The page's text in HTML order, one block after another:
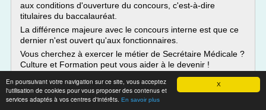
X
En poursuivant votre navigation sur ce site, vous acceptez
l'utilisation de cookies pour vous proposer des contenus et
services adaptés à vos centres d'intérêts. En savoir plus
aux conditions d'ouverture du concours, c'est-à-dire
titulaires du baccalauréat.
La différence majeure avec le concours interne est que ce
dernier n'est ouvert qu'aux fonctionnaires.
Vous cherchez à exercer le métier de Secrétaire Médicale ?
Culture et Formation peut vous aider à le devenir !
Lire la suite